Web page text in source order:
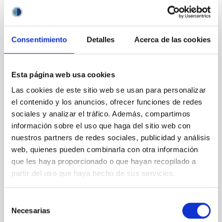
Consentimiento Detalles Acerca de las cookies
Esta página web usa cookies
Las cookies de este sitio web se usan para personalizar
el contenido y los anuncios, ofrecer funciones de redes
sociales y analizar el tráfico. Además, compartimos
información sobre el uso que haga del sitio web con
nuestros partners de redes sociales, publicidad y análisis
web, quienes pueden combinarla con otra información
que les haya proporcionado o que hayan recopilado a
partir del uso que haya hecho de sus servicios.
Necesarias
El MCC acerca la ciencia accesible con la
ponencia ‘Los sonidos de las estrellas’
El Museo de Ciencia y el Cosmos (MCC),
perteneciente al Organismo Autónomo de Museos y
Centros (OAMC), se convierte este mes en el
escenario de una experiencia astronómica accesible.
El próximo jueves 26 de febrero a las 17:00 horas, el
doctor Enrique Pérez Montero impartirá la
conferencia " Los sonidos de las estrellas", una
propuesta que rompe con la tradición visual de la
astronomía para acercar el cosmos a través del oído.
MCC y el Instituto de Astrofísica de Canarias (IAC)